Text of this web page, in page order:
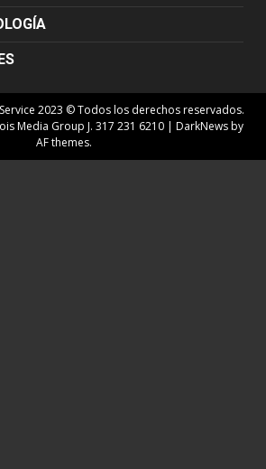
2023 © Todos los derechos reservados.
Media Group J. 317 231 6210 | DarkNewsby
AF themes.